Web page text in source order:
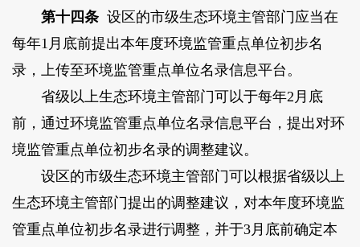
第十四条设区的市级生态环境主管部门应当在
每年1月底前提出本年度环境监管重点单位初步名
录，上传至环境监管重点单位名录信息平台。
省级以上生态环境主管部门可以于每年2月底
前，通过环境监管重点单位名录信息平台，提出对环
境监管重点单位初步名录的调整建议。
设区的市级生态环境主管部门可以根据省级以上
生态环境主管部门提出的调整建议，对本年度环境监
管重点单位初步名录进行调整，并于3月底前确定本